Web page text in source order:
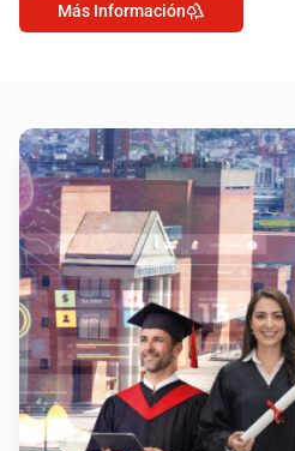
Más Información